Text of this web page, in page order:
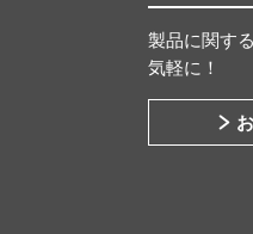
製品に関す
気軽に！